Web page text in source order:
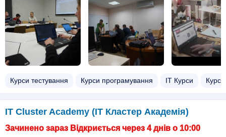
Курси тестування Курси програмування ІТ Курси
IT Cluster Academy (IТ Кластер Академія)
Зачинено зараз Відкриється через 4 днів о 10:00